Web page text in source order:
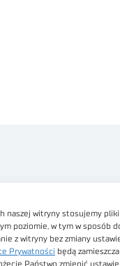
naszej witryny stosujemy
poziomie, w tym w sposób
z witryny bez zmiany
Prywatności będą
Państwo zmienić
Dostępność
Regulamin Portalu
Regulamin sklepu